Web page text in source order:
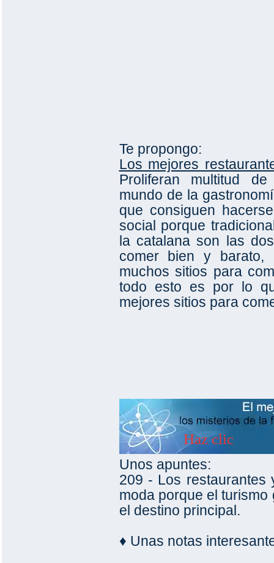
Te propongo:
Los mejores
Proliferan multitud
mundo de la
que consiguen
social porque
la catalana son las
comer bien y barato,
muchos sitios para
todo esto es por lo
mejores sitios para
Unos apuntes:
209 - Los restaurantes
moda porque el
el destino principal.
♦ Unas notas